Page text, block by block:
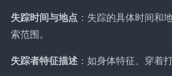
失踪时间与地点：失踪的具体时间和
索范围。
失踪者特征描述：如身体特征、穿着